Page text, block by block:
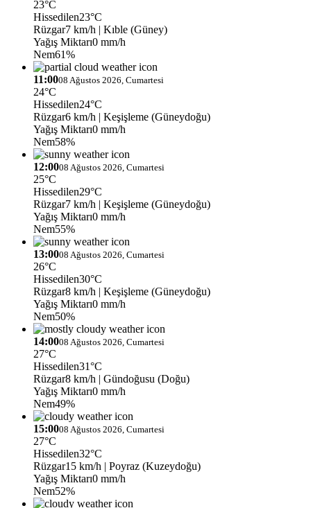
23°C
Hissedilen23°C
Rüzgar7 km/h | Kıble (Güney)
Yağış Miktarı0 mm/h
Nem61%
11:0008 Ağustos 2026, Cumartesi
24°C
Hissedilen24°C
Rüzgar6 km/h | Keşişleme (Güneydoğu)
Yağış Miktarı0 mm/h
Nem58%
12:0008 Ağustos 2026, Cumartesi
25°C
Hissedilen29°C
Rüzgar7 km/h | Keşişleme (Güneydoğu)
Yağış Miktarı0 mm/h
Nem55%
13:0008 Ağustos 2026, Cumartesi
26°C
Hissedilen30°C
Rüzgar8 km/h | Keşişleme (Güneydoğu)
Yağış Miktarı0 mm/h
Nem50%
14:0008 Ağustos 2026, Cumartesi
27°C
Hissedilen31°C
Rüzgar8 km/h | Gündoğusu (Doğu)
Yağış Miktarı0 mm/h
Nem49%
15:0008 Ağustos 2026, Cumartesi
27°C
Hissedilen32°C
Rüzgar15 km/h | Poyraz (Kuzeydoğu)
Yağış Miktarı0 mm/h
Nem52%